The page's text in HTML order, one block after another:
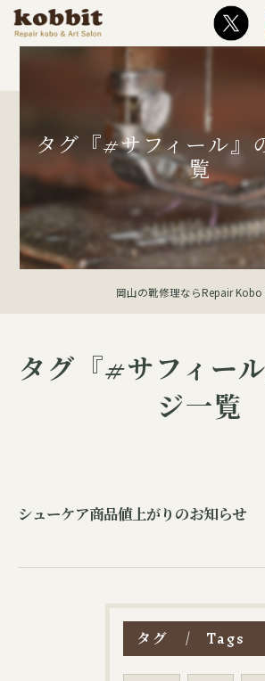
タグ『#サフィール』
覧
岡山の靴修理ならRepair
タグ『#サフィー
ジ一覧
シューケア商品値上がりの​お知らせ
タグ Tags